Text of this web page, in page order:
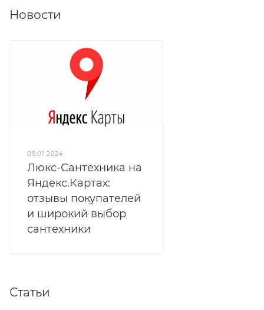
Новости
08.01.2024
Люкс-Сантехника на
Яндекс.Картах:
отзывы покупателей
и широкий выбор
сантехники
Статьи